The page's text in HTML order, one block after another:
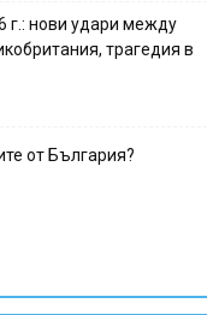
г.: нови удари между
трагедия в
от България?